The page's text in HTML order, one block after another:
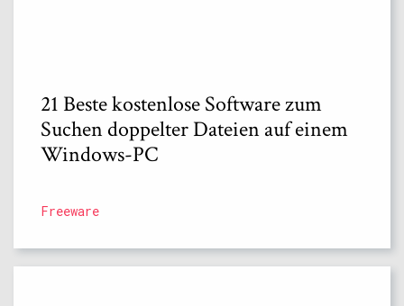
21 Beste kostenlose Software zum
Suchen doppelter Dateien auf einem
Windows-PC
Freeware